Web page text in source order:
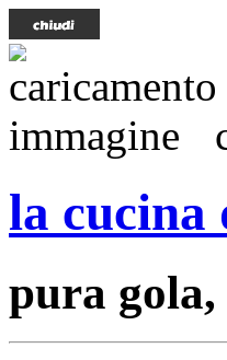
la cucina
pura gola,